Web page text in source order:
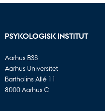
PSYKOLOGISK INSTITUT
Aarhus BSS
Aarhus Universitet
Bartholins Allé 11
8000 Aarhus C